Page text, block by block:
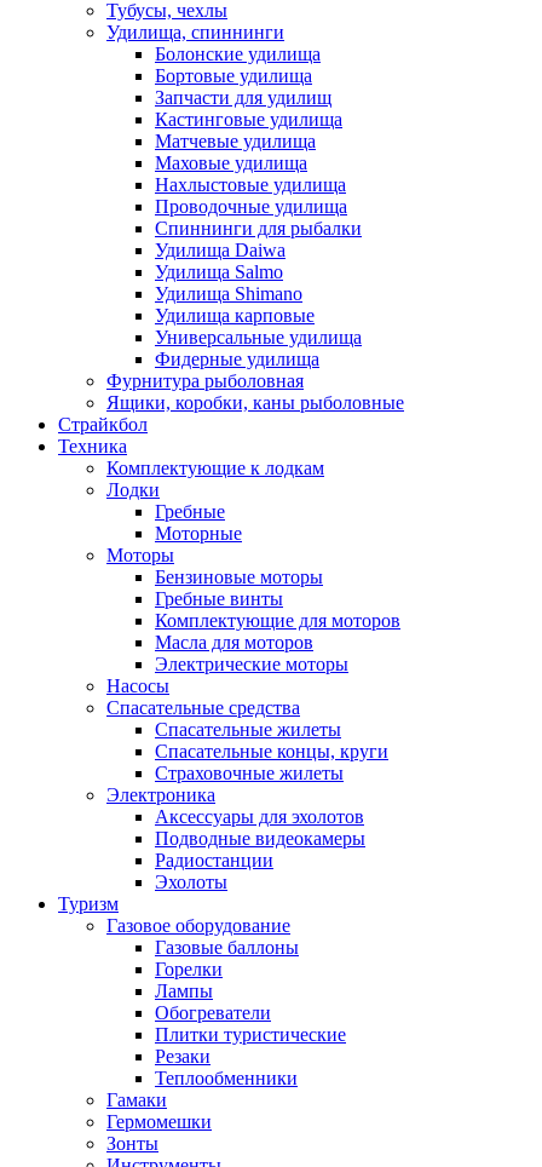
Тубусы, чехлы
Удилища, спиннинги
Болонские удилища
Бортовые удилища
Запчасти для удилищ
Кастинговые удилища
Матчевые удилища
Маховые удилища
Нахлыстовые удилища
Проводочные удилища
Спиннинги для рыбалки
Удилища Daiwa
Удилища Salmo
Удилища Shimano
Удилища карповые
Универсальные удилища
Фидерные удилища
Фурнитура рыболовная
Ящики, коробки, каны рыболовные
Страйкбол
Техника
Комплектующие к лодкам
Лодки
Гребные
Моторные
Моторы
Бензиновые моторы
Гребные винты
Комплектующие для моторов
Масла для моторов
Электрические моторы
Насосы
Спасательные средства
Спасательные жилеты
Спасательные концы, круги
Страховочные жилеты
Электроника
Аксессуары для эхолотов
Подводные видеокамеры
Радиостанции
Эхолоты
Туризм
Газовое оборудование
Газовые баллоны
Горелки
Лампы
Обогреватели
Плитки туристические
Резаки
Теплообменники
Гамаки
Гермомешки
Зонты